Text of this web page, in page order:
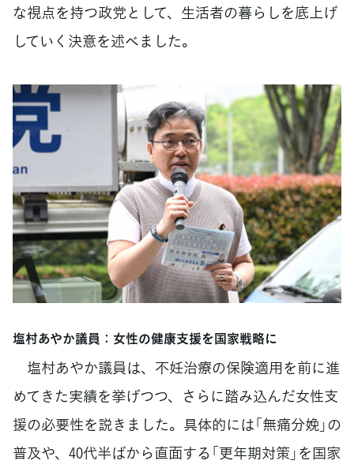
な視点を持つ政党として、生活者の暮らしを底上げ
していく決意を述べました。
塩村あやか議員：女性の健康支援を国家戦略に
塩村あやか議員は、不妊治療の保険適用を前に進
めてきた実績を挙げつつ、さらに踏み込んだ女性支
援の必要性を説きました。具体的には「無痛分娩」の
普及や、40代半ばから直面する「更年期対策」を国家